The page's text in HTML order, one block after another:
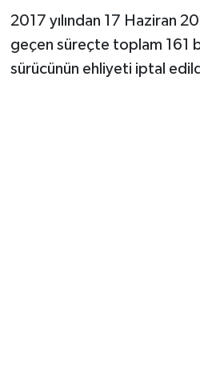
2017 yılından 17 Haziran
geçen süreçte toplam 161
sürücünün ehliyeti iptal